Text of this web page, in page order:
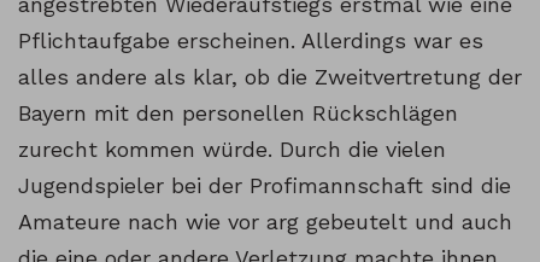
Pflichtaufgabe erscheinen. Allerdings war es
alles andere als klar, ob die Zweitvertretung der
Bayern mit den personellen Rückschlägen
zurecht kommen würde. Durch die vielen
Jugendspieler bei der Profimannschaft sind die
Amateure nach wie vor arg gebeutelt und auch